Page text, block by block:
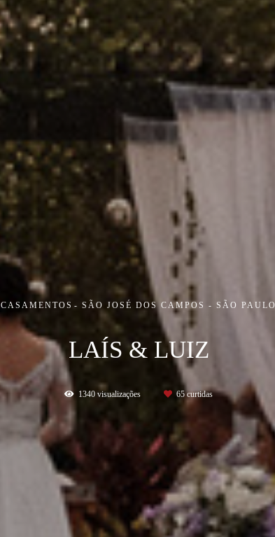
CASAMENTOS SÃO JOSÉ DOS CAMPOS - SÃO PAULO
LAÍS & LUIZ
1340 visualizações 65curtidas